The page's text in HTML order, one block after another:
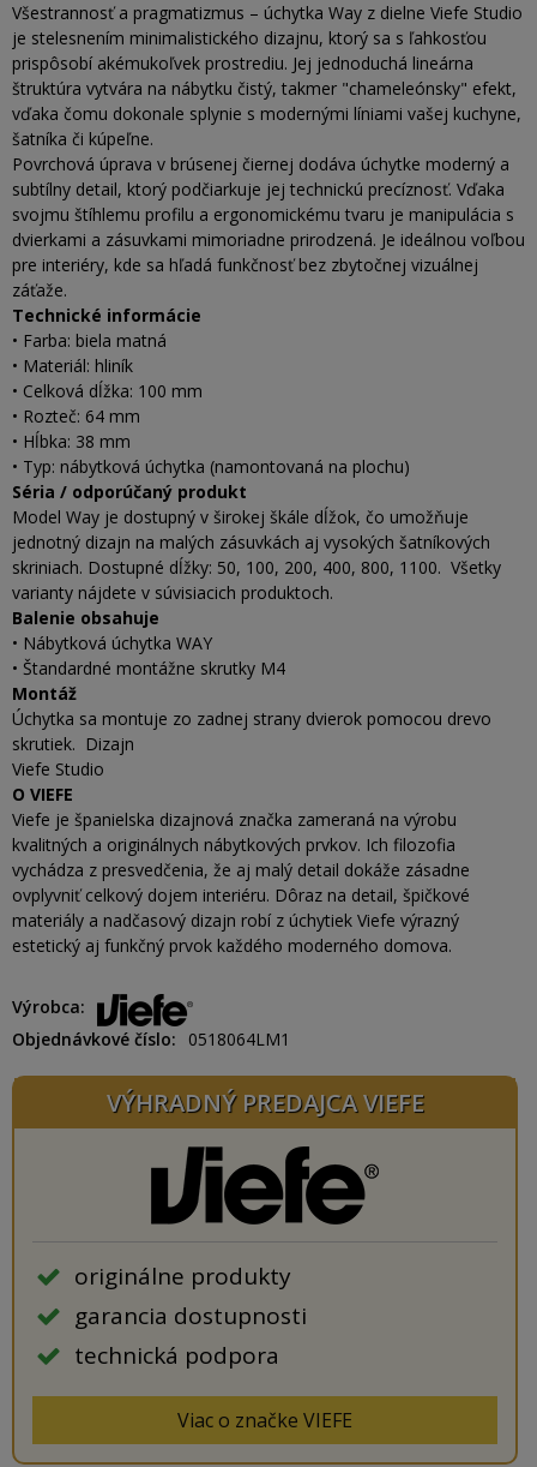
Všestrannosť a pragmatizmus – úchytka Way z dielne Viefe Studio
je stelesnením minimalistického dizajnu, ktorý sa s ľahkosťou
prispôsobí akémukoľvek prostrediu. Jej jednoduchá lineárna
štruktúra vytvára na nábytku čistý, takmer "chameleónsky" efekt,
vďaka čomu dokonale splynie s modernými líniami vašej kuchyne,
šatníka či kúpeľne.
Povrchová úprava v brúsenej čiernej dodáva úchytke moderný a
subtílny detail, ktorý podčiarkuje jej technickú precíznosť. Vďaka
svojmu štíhlemu profilu a ergonomickému tvaru je manipulácia s
dvierkami a zásuvkami mimoriadne prirodzená. Je ideálnou voľbou
pre interiéry, kde sa hľadá funkčnosť bez zbytočnej vizuálnej
záťaže.
Technické informácie
• Farba: biela matná
• Materiál: hliník
• Celková dĺžka: 100 mm
• Rozteč: 64 mm
• Hĺbka: 38 mm
• Typ: nábytková úchytka (namontovaná na plochu)
Séria / odporúčaný produkt
Model Way je dostupný v širokej škále dĺžok, čo umožňuje
jednotný dizajn na malých zásuvkách aj vysokých šatníkových
skriniach. Dostupné dĺžky: 50, 100, 200, 400, 800, 1100. Všetky
varianty nájdete v súvisiacich produktoch.
Balenie obsahuje
• Nábytková úchytka WAY
• Štandardné montážne skrutky M4
Montáž
Úchytka sa montuje zo zadnej strany dvierok pomocou drevo
skrutiek. Dizajn
Viefe Studio
O VIEFE
Viefe je španielska dizajnová značka zameraná na výrobu
kvalitných a originálnych nábytkových prvkov. Ich filozofia
vychádza z presvedčenia, že aj malý detail dokáže zásadne
ovplyvniť celkový dojem interiéru. Dôraz na detail, špičkové
materiály a nadčasový dizajn robí z úchytiek Viefe výrazný
estetický aj funkčný prvok každého moderného domova.
Výrobca
Objednávkové číslo
0518064LM1
VÝHRADNÝ PREDAJCA VIEFE
originálne produkty
garancia dostupnosti
technická podpora
Viac o značke VIEFE